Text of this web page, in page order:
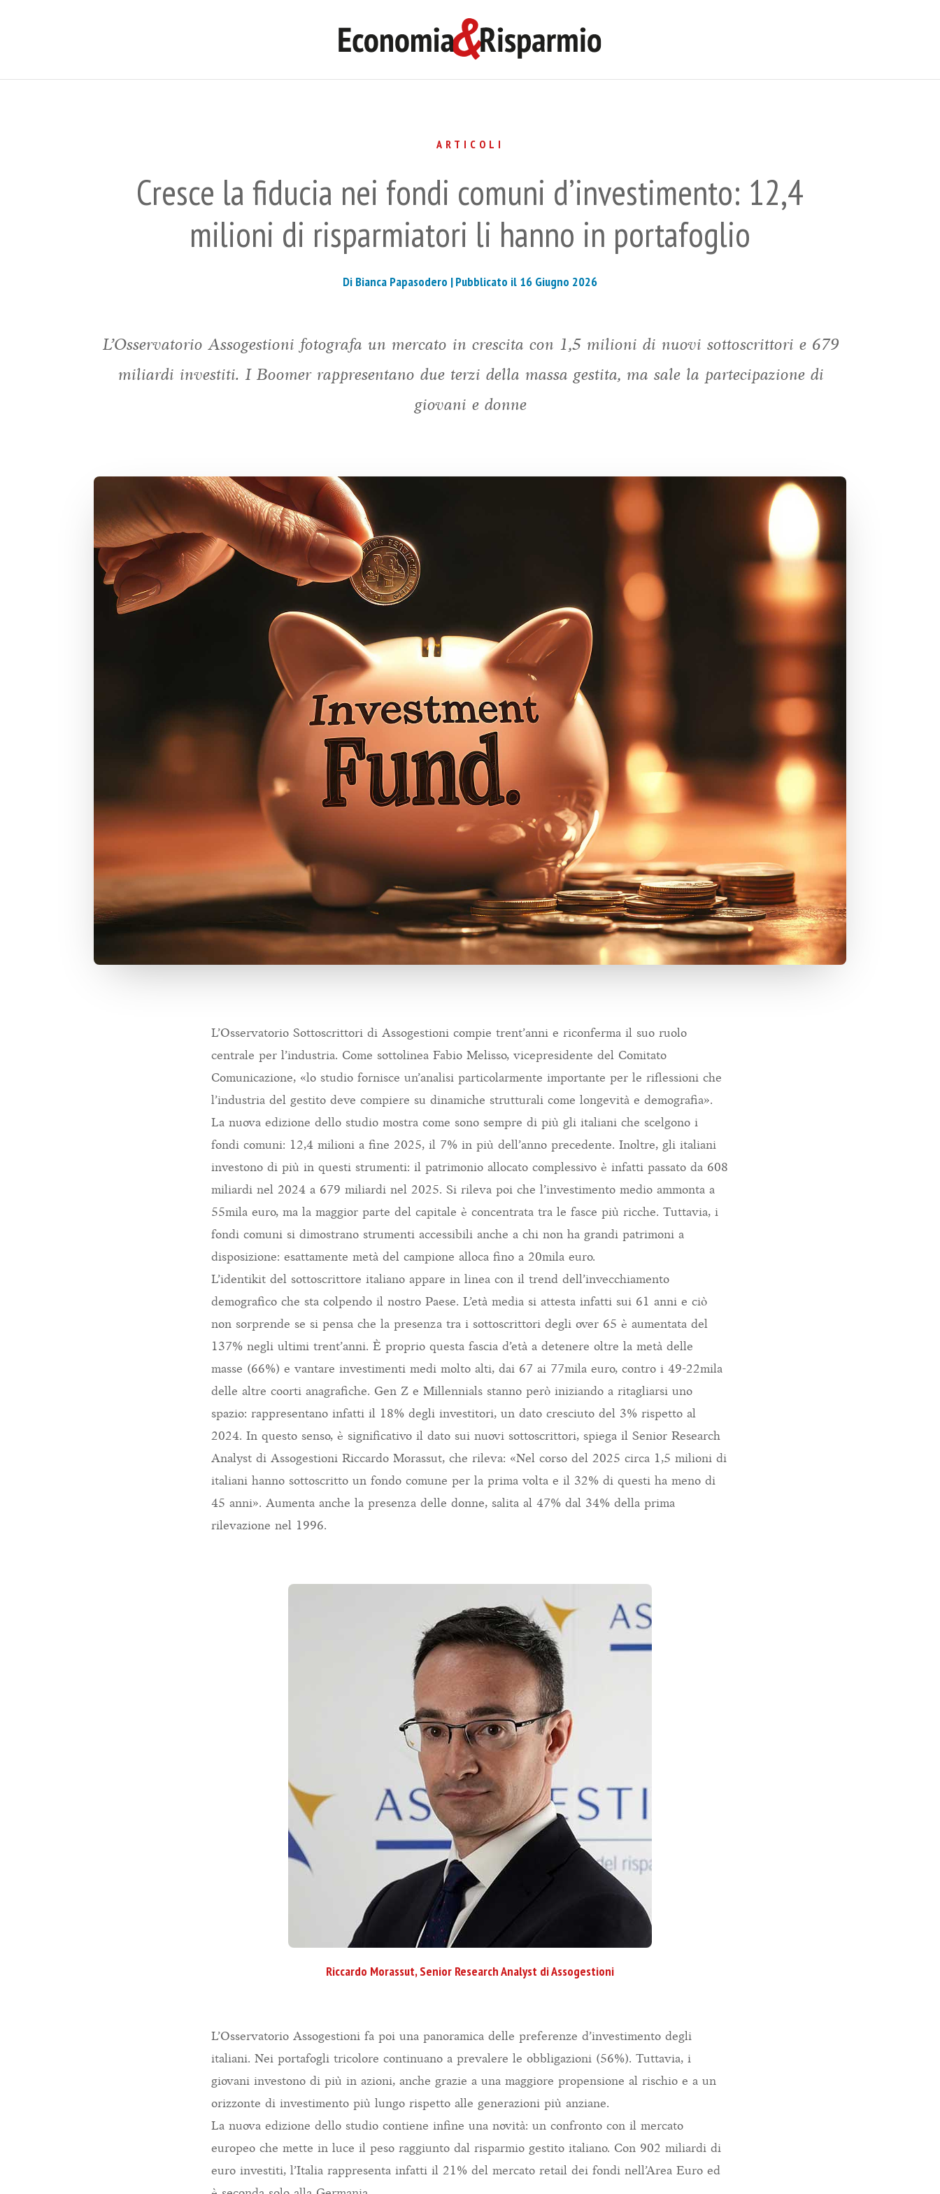
ARTICOLI
Cresce la fiducia nei fondi comuni d’investimento: 12,4
milioni di risparmiatori li hanno in portafoglio
Di Bianca Papasodero |Pubblicato il 16 Giugno 2026
L’Osservatorio Assogestioni fotografa un mercato in crescita con 1,5 milioni di nuovi sottoscrittori e 679
miliardi investiti. I Boomer rappresentano due terzi della massa gestita, ma sale la partecipazione di
giovani e donne
L’Osservatorio Sottoscrittori di Assogestioni compie trent’anni e riconferma il suo ruolo
centrale per l’industria. Come sottolinea Fabio Melisso, vicepresidente del Comitato
Comunicazione, «lo studio fornisce un’analisi particolarmente importante per le riflessioni che
l’industria del gestito deve compiere su dinamiche strutturali come longevità e demografia».
La nuova edizione dello studio mostra come sono sempre di più gli italiani che scelgono i
fondi comuni: 12,4 milioni a fine 2025, il 7% in più dell’anno precedente. Inoltre, gli italiani
investono di più in questi strumenti: il patrimonio allocato complessivo è infatti passato da 608
miliardi nel 2024 a 679 miliardi nel 2025. Si rileva poi che l’investimento medio ammonta a
55mila euro, ma la maggior parte del capitale è concentrata tra le fasce più ricche. Tuttavia, i
fondi comuni si dimostrano strumenti accessibili anche a chi non ha grandi patrimoni a
disposizione: esattamente metà del campione alloca fino a 20mila euro.
L’identikit del sottoscrittore italiano appare in linea con il trend dell’invecchiamento
demografico che sta colpendo il nostro Paese. L’età media si attesta infatti sui 61 anni e ciò
non sorprende se si pensa che la presenza tra i sottoscrittori degli over 65 è aumentata del
137% negli ultimi trent’anni. È proprio questa fascia d’età a detenere oltre la metà delle
masse (66%) e vantare investimenti medi molto alti, dai 67 ai 77mila euro, contro i 49-22mila
delle altre coorti anagrafiche. Gen Z e Millennials stanno però iniziando a ritagliarsi uno
spazio: rappresentano infatti il 18% degli investitori, un dato cresciuto del 3% rispetto al
2024. In questo senso, è significativo il dato sui nuovi sottoscrittori, spiega il Senior Research
Analyst di Assogestioni Riccardo Morassut, che rileva: «Nel corso del 2025 circa 1,5 milioni di
italiani hanno sottoscritto un fondo comune per la prima volta e il 32% di questi ha meno di
45 anni». Aumenta anche la presenza delle donne, salita al 47% dal 34% della prima
rilevazione nel 1996.
Riccardo Morassut, Senior Research Analyst di Assogestioni
L’Osservatorio Assogestioni fa poi una panoramica delle preferenze d’investimento degli
italiani. Nei portafogli tricolore continuano a prevalere le obbligazioni (56%). Tuttavia, i
giovani investono di più in azioni, anche grazie a una maggiore propensione al rischio e a un
orizzonte di investimento più lungo rispetto alle generazioni più anziane.
La nuova edizione dello studio contiene infine una novità: un confronto con il mercato
europeo che mette in luce il peso raggiunto dal risparmio gestito italiano. Con 902 miliardi di
euro investiti, l’Italia rappresenta infatti il 21% del mercato retail dei fondi nell’Area Euro ed